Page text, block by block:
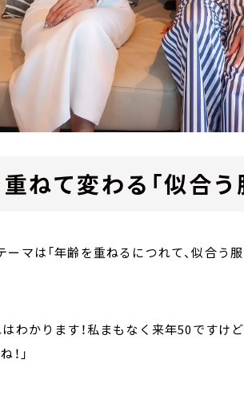
ねて変わる「似合う
マは「年齢を重ねるにつれて、似合う
はわかります！私まもなく来年50ですけ
！」